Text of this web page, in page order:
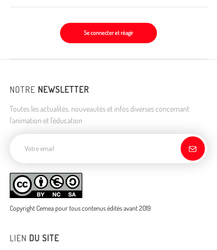
Se connecter et réagir
NOTRE NEWSLETTER
Toutes les actualités, nouveautés et infos diverses concernant
l'animation et l'éducation
Copyright Cemea pour tous contenus édités avant 2019
LIEN DU SITE